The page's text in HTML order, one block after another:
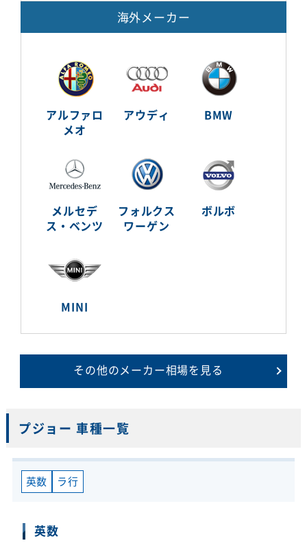
海外メーカー
アルファロ
メオ
アウディ BMW
メルセデ
ス・ベンツ
フォルクス
ワーゲン
ボルボ
MINI
その他のメーカー相場を見る
プジョー 車種一覧
英数 ラ行
英数